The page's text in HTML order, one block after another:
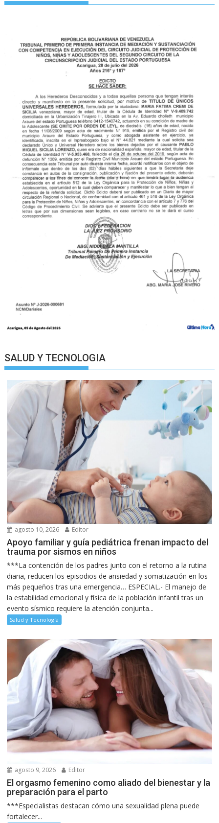
SALUD Y TECNOLOGIA
agosto 10, 2026 Editor
Apoyo familiar y guía pediátrica frenan impacto del
trauma por sismos en niños
***La contención de los padres junto con el retorno a la rutina
diaria, reducen los episodios de ansiedad y somatización en los
más pequeños tras una emergencia… ESPECIAL.- El manejo de
la estabilidad emocional y física de la población infantil tras un
evento sísmico requiere la atención conjunta...
Salud y Tecnología
agosto 9, 2026 Editor
El orgasmo femenino como aliado del bienestar y la
preparación para el parto
***Especialistas destacan cómo una sexualidad plena puede
fortalecer...